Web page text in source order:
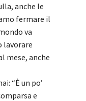
anche le
fermare il
va
lavorare
mese, anche
“È un po’
e